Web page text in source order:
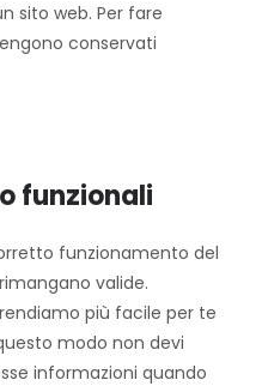
sito web. Per fare
conservati
funzionali
funzionamento del
valide.
più facile per te
modo non devi
informazioni quando